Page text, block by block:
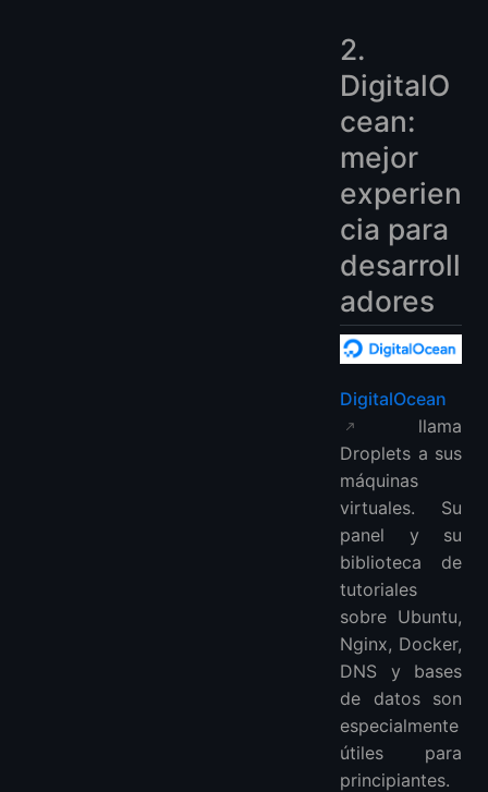
2.
DigitalO
cean:
mejor
experien
cia para
desarroll
adores
DigitalOcean
llama
Droplets a sus
máquinas
virtuales. Su
panel y su
biblioteca de
tutoriales
sobre Ubuntu,
Nginx, Docker,
DNS y bases
de datos son
especialmente
útiles para
principiantes.